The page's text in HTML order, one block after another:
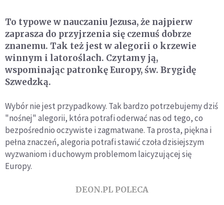
To typowe w nauczaniu Jezusa, że najpierw
zaprasza do przyjrzenia się czemuś dobrze
znanemu. Tak też jest w alegorii o krzewie
winnym i latoroślach. Czytamy ją,
wspominając patronkę Europy, św. Brygidę
Szwedzką.
Wybór nie jest przypadkowy. Tak bardzo potrzebujemy dziś
"nośnej" alegorii, która potrafi oderwać nas od tego, co
bezpośrednio oczywiste i zagmatwane. Ta prosta, piękna i
pełna znaczeń, alegoria potrafi stawić czoła dzisiejszym
wyzwaniom i duchowym problemom laicyzującej się
Europy.
DEON.PL POLECA